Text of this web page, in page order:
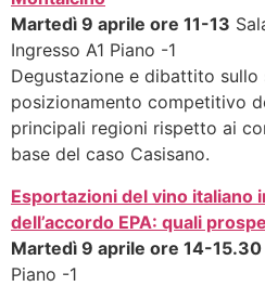
Martedì 9 aprile ore 11-13
Ingresso A1 Piano -1
Degustazione e dibattito
posizionamento competitivo
principali regioni rispetto ai
base del caso Casisano.
Esportazioni del vino italiano
dell’accordo EPA: quali
Martedì 9 aprile ore 14-15.30
Piano -1